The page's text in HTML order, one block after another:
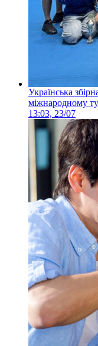
Українська
міжнародному
13:03, 23/07